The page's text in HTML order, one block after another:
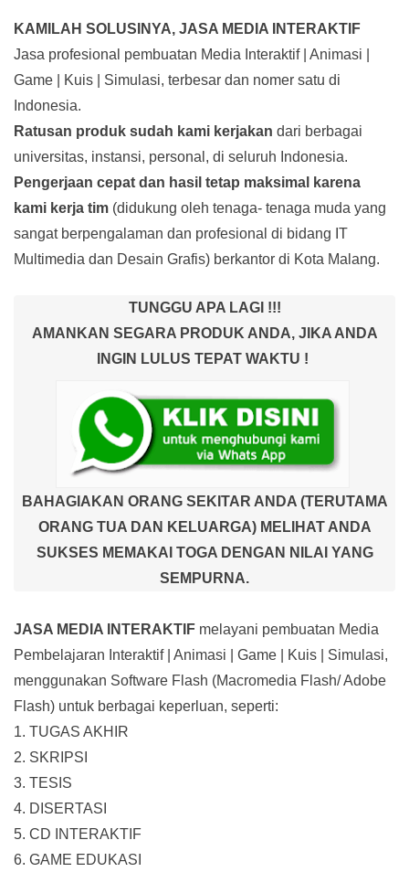
KAMILAH SOLUSINYA, JASA MEDIA INTERAKTIF
Jasa profesional pembuatan Media Interaktif | Animasi |
Game | Kuis | Simulasi, terbesar dan nomer satu di
Indonesia.
Ratusan produk sudah kami kerjakan dari berbagai
universitas, instansi, personal, di seluruh Indonesia.
Pengerjaan cepat dan hasil tetap maksimal karena
kami kerja tim (didukung oleh tenaga- tenaga muda yang
sangat berpengalaman dan profesional di bidang IT
Multimedia dan Desain Grafis) berkantor di Kota Malang.
TUNGGU APA LAGI !!!
AMANKAN SEGARA PRODUK ANDA, JIKA ANDA
INGIN LULUS TEPAT WAKTU !
BAHAGIAKAN ORANG SEKITAR ANDA (TERUTAMA
ORANG TUA DAN KELUARGA) MELIHAT ANDA
SUKSES MEMAKAI TOGA DENGAN NILAI YANG
SEMPURNA.
JASA MEDIA INTERAKTIF melayani pembuatan Media
Pembelajaran Interaktif| Animasi | Game | Kuis | Simulasi,
menggunakan Software Flash (Macromedia Flash/ Adobe
Flash) untuk berbagai keperluan, seperti:
1. TUGAS AKHIR
2. SKRIPSI
3. TESIS
4. DISERTASI
5. CD INTERAKTIF
6. GAME EDUKASI